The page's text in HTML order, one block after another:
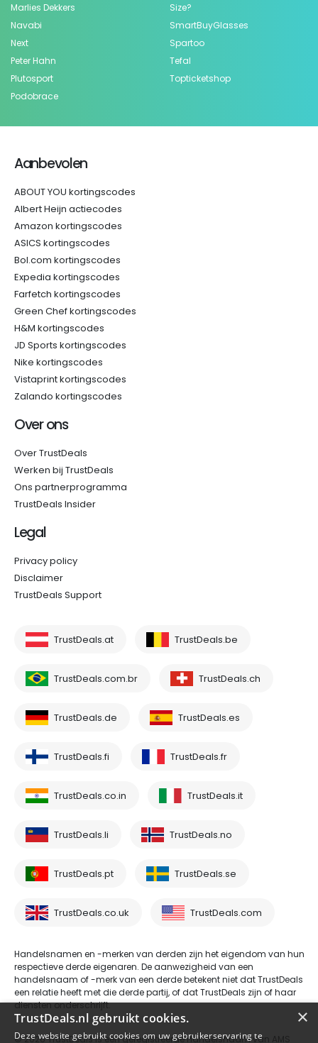
Marlies Dekkers
Navabi
Next
Peter Hahn
Plutosport
Podobrace
Size?
SmartBuyGlasses
Spartoo
Tefal
Topticketshop
Aanbevolen
ABOUT YOU kortingscodes
Albert Heijn actiecodes
Amazon kortingscodes
ASICS kortingscodes
Bol.com kortingscodes
Expedia kortingscodes
Farfetch kortingscodes
Green Chef kortingscodes
H&M kortingscodes
JD Sports kortingscodes
Nike kortingscodes
Vistaprint kortingscodes
Zalando kortingscodes
Over ons
Over TrustDeals
Werken bij TrustDeals
Ons partnerprogramma
TrustDeals Insider
Legal
Privacy policy
Disclaimer
TrustDeals Support
TrustDeals.at TrustDeals.be
TrustDeals.com.br TrustDeals.ch
TrustDeals.de TrustDeals.es
TrustDeals.fi TrustDeals.fr
TrustDeals.co.in TrustDeals.it
TrustDeals.li TrustDeals.no
TrustDeals.pt TrustDeals.se
TrustDeals.co.uk TrustDeals.com
Handelsnamen en -merken van derden zijn het eigendom van hun
respectieve derde eigenaren. De aanwezigheid van een
handelsnaam of -merk van een derde betekent niet dat TrustDeals
een relatie heeft met die derde partij, of dat TrustDeals zijn of haar
diensten onderschrijft.
© 2026 TrustDeals is een geregistreerde handelsnaam van AMS
×
TrustDeals.nl gebruikt cookies.
Deze website gebruikt cookies om uw gebruikerservaring te